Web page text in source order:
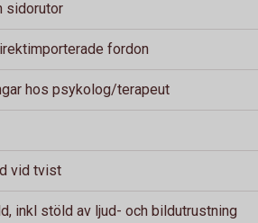
sidorutor
fordon
hos psykolog/terapeut
vid tvist
inkl stöld av ljud- och bildutrustning